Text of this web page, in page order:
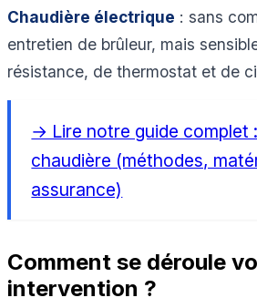
Chaudière électrique : sans
entretien de brûleur, mais
résistance, de thermostat et de
→ Lire notre guide complet
chaudière (méthodes,
assurance)
Comment se déroule
intervention ?